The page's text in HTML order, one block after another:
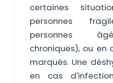
certaines
personnes
personnes
chroniques), ou en
marqués. Une
en cas